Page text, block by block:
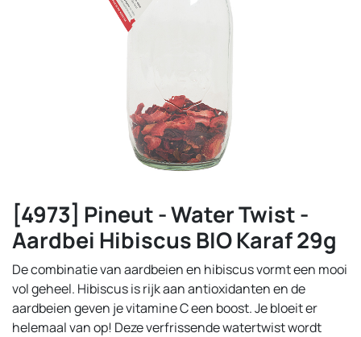
[4973] Pineut - Water Twist -
Aardbei Hibiscus BIO Karaf 29g
De combinatie van aardbeien en hibiscus vormt een mooi
vol geheel. Hibiscus is rijk aan antioxidanten en de
aardbeien geven je vitamine C een boost. Je bloeit er
helemaal van op! Deze verfrissende watertwist wordt